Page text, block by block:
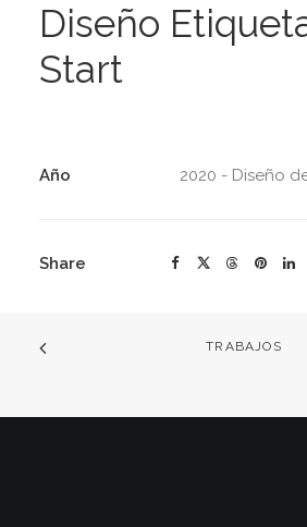
Diseño
Start
Año 2020 - Diseño
Share
TRABAJOS